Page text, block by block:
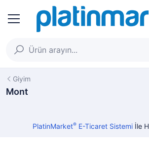
Giyim
Mont
PlatinMarket®E-Ticaret Sistemiİle